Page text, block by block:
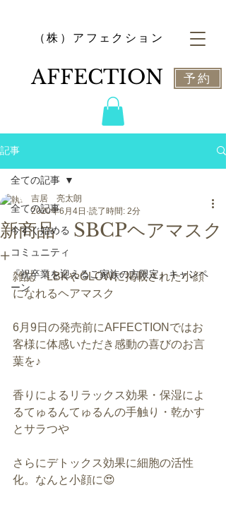
​（株）アフェクション
​AFFECTION 予約
記事
全ての記事
今すぐ始める
コミュニティ
『祝卒業を迎えるご家族の方限定』キャンペ
ーン
全ての記事
新商品 SBCPヘアマスク
+
吉居 亮太朗
2020年6月4日 読了時間: 2分
雑誌　LBKやGLOWに掲載された小顔
になれるヘアマスク
6月9日の発売前にAFFECTIONではお
客様に体感いただき感動の喜びのお言
葉を♪
香りによるリラックス効果・保湿によ
るてゅるんてゅるんの手触り・乾かす
とサラつや
さらにデトックス効果に細胞の活性
化。なんと小顔に😍